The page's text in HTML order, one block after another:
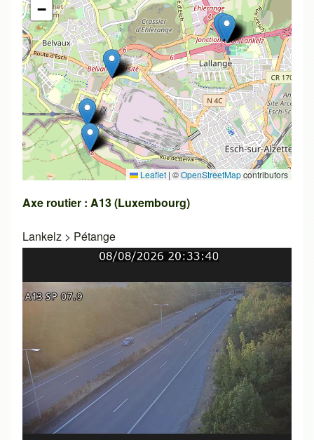
−
Leaflet | ©OpenStreetMapcontributors
Axe routier : A13 (Luxembourg)
Lankelz > Pétange